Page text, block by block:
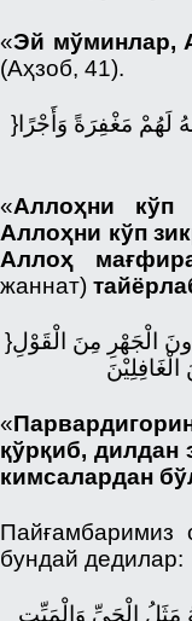
«Эй мўминлар,
(Аҳзоб, 41).
}وَالذَّاكِرِيْنَ اللهَ كَثِيْرًا وَالذَّاكِرَاتِ أَعَدَّ اللهُ لَهُمْ مَغْفِرَةً وَأَجْرًا
«Аллоҳни кўп
Аллоҳни кўп
Аллоҳ
жаннат)
}وَاذْكُرْ رَبَّكَ فِيْ نَفْسِكَ تَضَرُّعاً وَخِيْفَةً وَدُونَ الْجَهْرِ مِنَ الْقَوْلِ
«
қўрқиб, дилдан
кимсалардан
Пайғамбаримиз
бундай дедилар: